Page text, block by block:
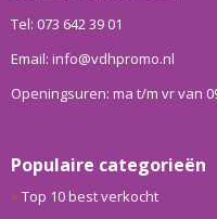
Tel: 073 642 39 01
Email: info@vdhpromo.nl
Openingsuren: ma t/m vr van
Populaire categorieën
Top 10 best verkocht